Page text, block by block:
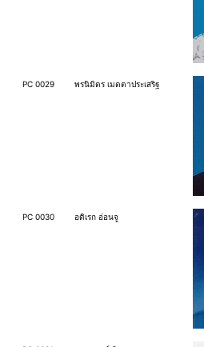
PC 0029 พรนิมิตร เมตตาประเสริฐ
PC 0030 อดิเรก อ่อนจู